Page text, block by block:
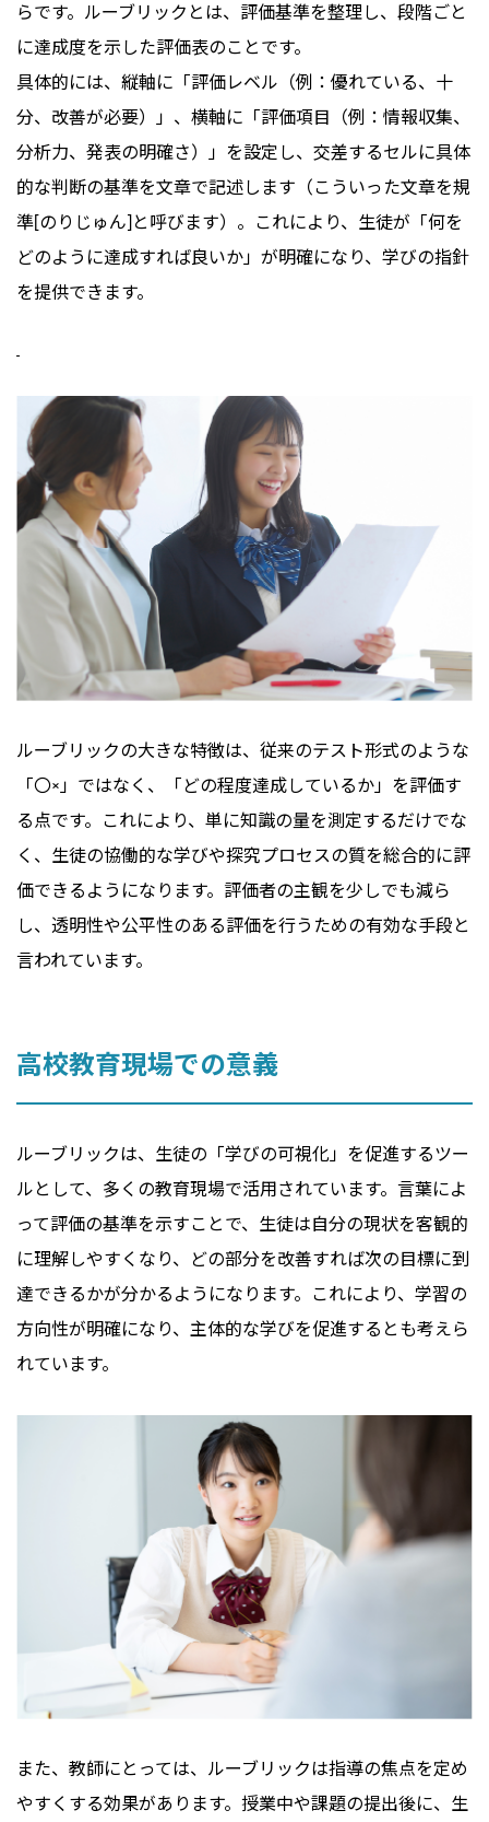
らです。ルーブリックとは、評価基準を整理し、段階ごと
に達成度を示した評価表のことです。
具体的には、縦軸に「評価レベル（例：優れている、十
分、改善が必要）」、横軸に「評価項目（例：情報収集、
分析力、発表の明確さ）」を設定し、交差するセルに具体
的な判断の基準を文章で記述します（こういった文章を規
準[のりじゅん]と呼びます）。これにより、生徒が「何を
どのように達成すれば良いか」が明確になり、学びの指針
を提供できます。
ルーブリックの大きな特徴は、従来のテスト形式のような
「〇×」ではなく、「どの程度達成しているか」を評価す
る点です。これにより、単に知識の量を測定するだけでな
く、生徒の協働的な学びや探究プロセスの質を総合的に評
価できるようになります。評価者の主観を少しでも減ら
し、透明性や公平性のある評価を行うための有効な手段と
言われています。
高校教育現場での意義
ルーブリックは、生徒の「学びの可視化」を促進するツー
ルとして、多くの教育現場で活用されています。言葉によ
って評価の基準を示すことで、生徒は自分の現状を客観的
に理解しやすくなり、どの部分を改善すれば次の目標に到
達できるかが分かるようになります。これにより、学習の
方向性が明確になり、主体的な学びを促進するとも考えら
れています。
また、教師にとっては、ルーブリックは指導の焦点を定め
やすくする効果があります。授業中や課題の提出後に、生